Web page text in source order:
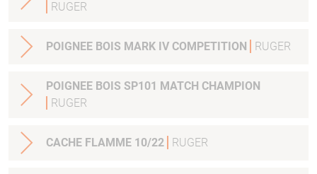
RUGER
POIGNEE BOIS MARK IV COMPETITION RUGER
POIGNEE BOIS SP101 MATCH CHAMPION
RUGER
CACHE FLAMME 10/22 RUGER